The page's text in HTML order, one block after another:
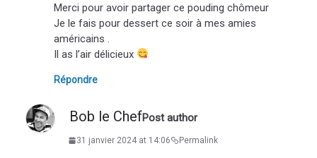
Merci pour avoir partager ce pouding chômeur
Je le fais pour dessert ce soir à mes amies
américains .
Il as l’air délicieux
Répondre
Bob le ChefPost author
31 janvier 2024 at 14:06 Permalink